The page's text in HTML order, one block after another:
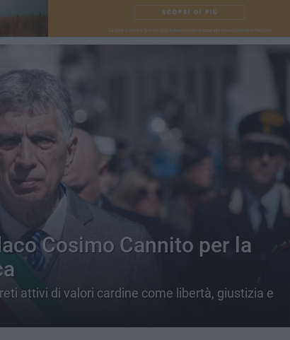
Cosimo Cannito per la
attivi di valori cardine come libertà, giustizia e